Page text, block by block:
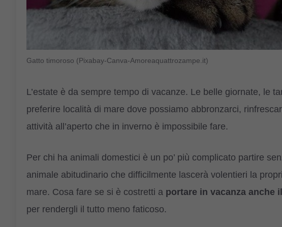
Gatto timoroso (Pixabay-Canva-Amoreaquattrozampe.it)
L’estate è da sempre tempo di vacanze. Le belle giornate, le
preferire località di mare dove possiamo abbronzarci,
attività all’aperto che in inverno è impossibile fare.
Per chi ha animali domestici è un po’ più complicato partire
animale abitudinario che difficilmente lascerà volentieri la
mare. Cosa fare se si è costretti a portare in vacanza anche
per rendergli il tutto meno faticoso.